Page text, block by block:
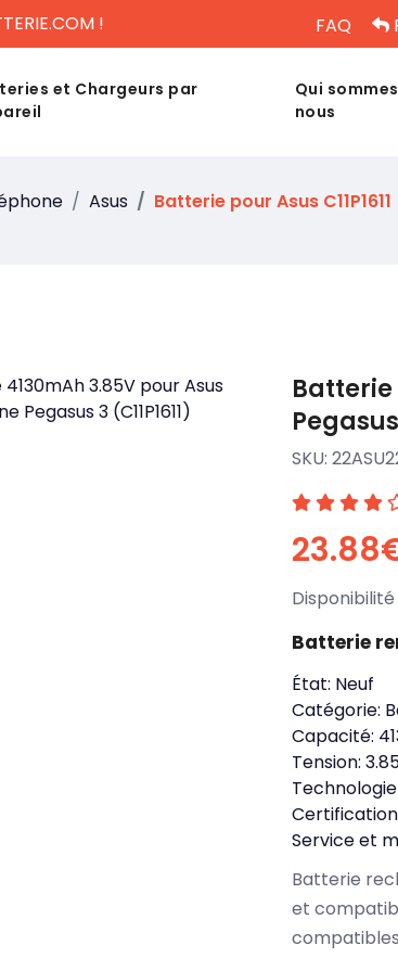
! FAQ
et Chargeurs par
Qui sommes
nous
Asus Batterie pour Asus C11P1611
Batterie
Pegasus
SKU:
Disponibilité
Batterie
État: Neuf
Catégorie:
Capacité:
Tension:
Service et
Batterie
et
compatibles